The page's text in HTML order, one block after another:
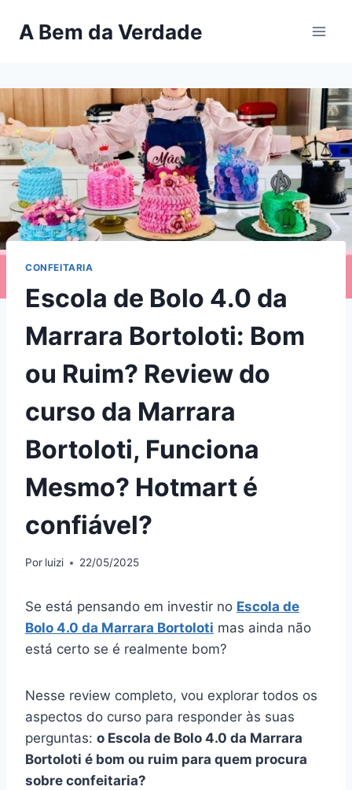
paraA Bem da Verdade
CONFEITARIA
Escola de Bolo 4.0 da
Marrara Bortoloti: Bom
ou Ruim? Review do
curso da Marrara
Bortoloti, Funciona
Mesmo? Hotmart é
confiável?
Por luizi 22/05/2025
Se está pensando em investir no Escola de
Bolo 4.0 da Marrara Bortoloti mas ainda não
está certo se é realmente bom?
Nesse review completo, vou explorar todos os
aspectos do curso para responder às suas
perguntas: o Escola de Bolo 4.0 da Marrara
Bortoloti é bom ou ruim para quem procura
sobre confeitaria?